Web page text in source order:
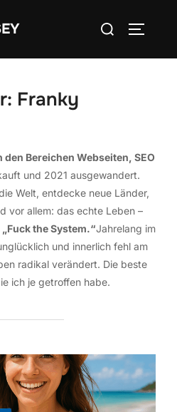
Suchen
Franky
Bereichen Webseiten, SEO
und 2021 ausgewandert.
Welt, entdecke neue Länder,
vor allem: das echte Leben –
„Fuck the System.“Jahrelang im
und innerlich fehl am
radikal verändert. Die beste
ich je getroffen habe.